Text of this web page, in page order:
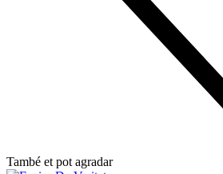
També et pot agradar